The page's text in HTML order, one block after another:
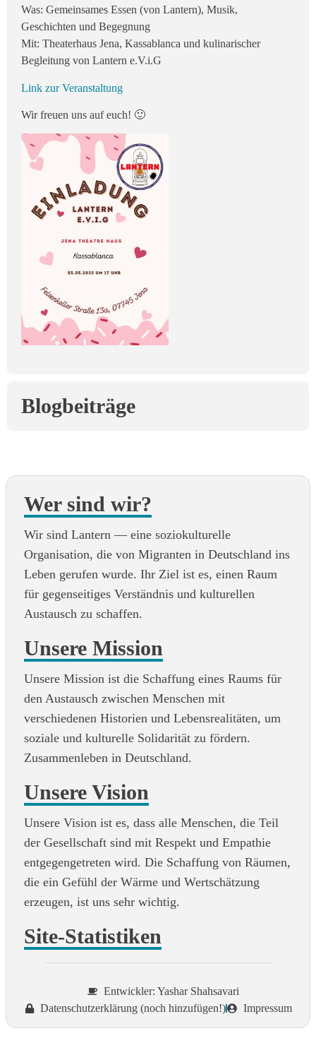
Was: Gemeinsames Essen (von Lantern), Musik,
Geschichten und Begegnung
Mit: Theaterhaus Jena, Kassablanca und kulinarischer
Begleitung von Lantern e.V.i.G
Link zur Veranstaltung
Wir freuen uns auf euch! 🙂
Blogbeiträge
Wer sind wir?
Wir sind Lantern — eine soziokulturelle
Organisation, die von Migranten in Deutschland ins
Leben gerufen wurde. Ihr Ziel ist es, einen Raum
für gegenseitiges Verständnis und kulturellen
Austausch zu schaffen.
Unsere Mission
Unsere Mission ist die Schaffung eines Raums für
den Austausch zwischen Menschen mit
verschiedenen Historien und Lebensrealitäten, um
soziale und kulturelle Solidarität zu fördern.
Zusammenleben in Deutschland.
Unsere Vision
Unsere Vision ist es, dass alle Menschen, die Teil
der Gesellschaft sind mit Respekt und Empathie
entgegengetreten wird. Die Schaffung von Räumen,
die ein Gefühl der Wärme und Wertschätzung
erzeugen, ist uns sehr wichtig.
Site-Statistiken
Entwickler: Yashar Shahsavari
Datenschutzerklärung (noch hinzufügen!)
Impressum